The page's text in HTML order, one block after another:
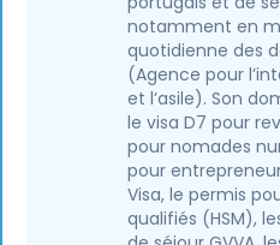
notamment en
quotidienne des
(Agence pour
et l’asile). Son
le visa D7 pour
pour nomades
pour
Visa, le permis
qualifiés (HSM),